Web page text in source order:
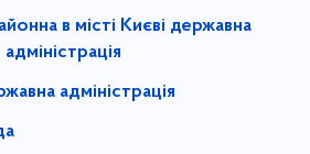
в місті Києві державна
адміністрація
адміністрація